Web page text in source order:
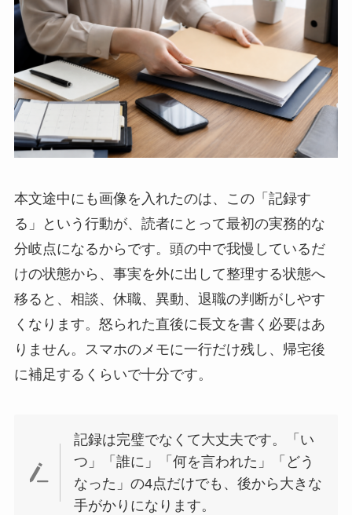
本文途中にも画像を入れたのは、この「記録す
る」という行動が、読者にとって最初の実務的な
分岐点になるからです。頭の中で我慢しているだ
けの状態から、事実を外に出して整理する状態へ
移ると、相談、休職、異動、退職の判断がしやす
くなります。怒られた直後に長文を書く必要はあ
りません。スマホのメモに一行だけ残し、帰宅後
に補足するくらいで十分です。
記録は完璧でなくて大丈夫です。「い
つ」「誰に」「何を言われた」「どう
なった」の4点だけでも、後から大きな
手がかりになります。